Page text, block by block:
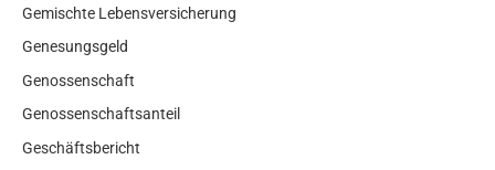
Gemischte Lebensversicherung
Genesungsgeld
Genossenschaft
Genossenschaftsanteil
Geschäftsbericht